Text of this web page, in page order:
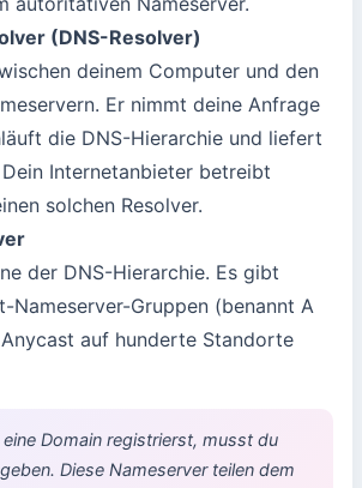
(DNS-Resolver)
deinem Computer und den
Er nimmt deine Anfrage
die DNS-Hierarchie und liefert
Internetanbieter betreibt
solchen Resolver.
der DNS-Hierarchie. Es gibt
Nameserver-Gruppen (benannt A
auf hunderte Standorte
eine Domain registrierst, musst du
Diese Nameserver teilen dem